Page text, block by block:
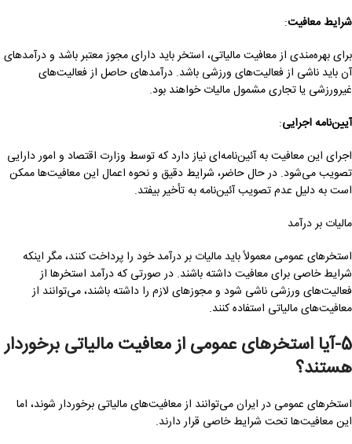
شرایط معافیت:
برای بهره‌مندی از معافیت مالیاتی، استخر باید دارای مجوز معتبر باشد و درآمدهای
آن باید ناشی از فعالیت‌های ورزشی باشد. درآمدهای حاصل از فعالیت‌های
غیرورزشی یا تجاری مشمول مالیات خواهند بود.
آیین‌نامه اجرایی:
اجرای این معافیت به آئین‌نامه‌ای نیاز دارد که توسط وزارت اقتصاد و امور دارایی
تصویب می‌شود. در حال حاضر، شرایط دقیق و نحوه اعمال این معافیت‌ها ممکن
است به دلیل عدم تصویب آئین‌نامه به تأخیر بیفتد.
مالیات بر درآمد
استخرهای عمومی معمولاً باید مالیات بر درآمد خود را پرداخت کنند، مگر اینکه
شرایط خاصی برای معافیت داشته باشند. در صورتی که درآمد استخرها از
فعالیت‌های ورزشی ناشی شود و مجوزهای لازم را داشته باشند، می‌توانند از
معافیت‌های مالیاتی استفاده کنند.
5-آیا استخرهای عمومی از معافیت مالیاتی برخوردار
هستند؟
استخرهای عمومی در ایران می‌توانند از معافیت‌های مالیاتی برخوردار شوند، اما
این معافیت‌ها تحت شرایط خاصی قرار دارند.